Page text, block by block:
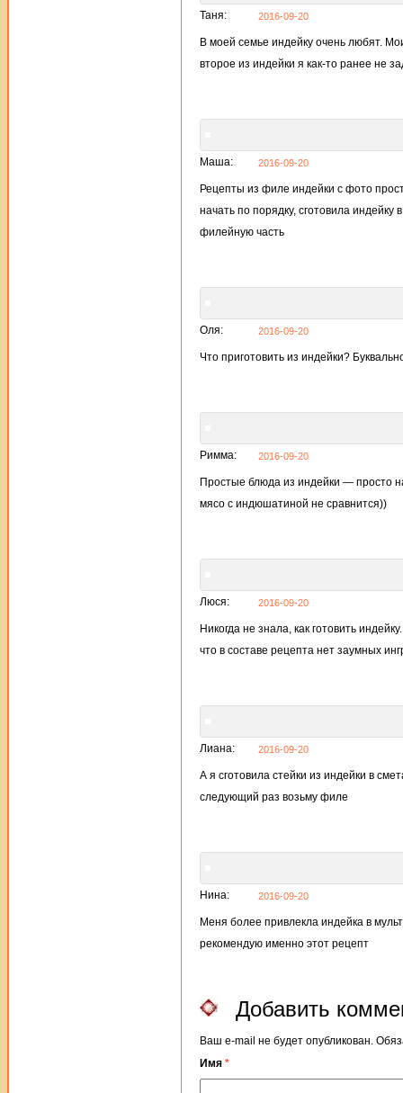
Таня: 2016-09-20
В моей семье индейку очень любят.
второе из индейки я как-то ранее не
Маша: 2016-09-20
Рецепты из филе индейки с фото
начать по порядку, сготовила индейку
филейную часть
Оля: 2016-09-20
Что приготовить из индейки?
Римма: 2016-09-20
Простые блюда из индейки — просто
мясо с индюшатиной не сравнится))
Люся: 2016-09-20
Никогда не знала, как готовить
что в составе рецепта нет заумных
Лиана: 2016-09-20
А я сготовила стейки из индейки в
следующий раз возьму филе
Нина: 2016-09-20
Меня более привлекла индейка в
рекомендую именно этот рецепт
Добавить
Ваш e-mail не будет опубликован.
Имя *